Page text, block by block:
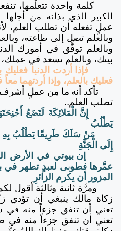
كلمة واحدة تتعلَّمها،
الكبير الذي بذلته من
عملٍ تفعله أن تطلب العلم،
وبالعلم تصل إلى طاعته،
وبالعلم توفَّق في أمورك
بيتك، وبالعلم تسعد في عملك،
فإذا أردت الدنيا فعليك
فعليك بالعلم، وإذا أردتهما معاً
تأكد أنه ما مِن عملٍ أشرف
تطلب العلم..
إِنَّ الْمَلائِكَةَ لَتَضَعُ
يَطْلُبُ
مَنْ سَلَكَ طَرِيقًا يَطْلُبُ بِهِ
إِلَى الْجَنَّةِ
إن بيوتي في الأرض
عمَّرها فطوبى لعبدٍ تطهر في
المزور أن يكرم الزائرِ
ومرَّة ثانية وثالثة أقول
زكاة مالك ينبغي أن تؤدي
تعني أن تنفق جزءاً منه في
تعني أن تنفق جزءاً منه في